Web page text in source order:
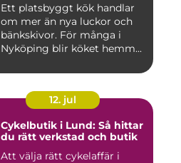
Ett platsbyggt kök handlar
om mer än nya luckor och
bänkskivor. För många i
Nyköping blir köket hemm...
12. jul
Cykelbutik i Lund: Så hittar
du rätt verkstad och butik
Att välja rätt cykelaffär i